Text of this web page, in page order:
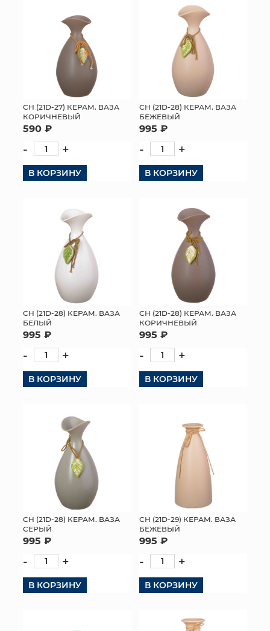
СН (21D-27) КЕРАМ. ВАЗА
КОРИЧНЕВЫЙ
590 ₽
- +
В КОРЗИНУ
СН (21D-28) КЕРАМ. ВАЗА
БЕЖЕВЫЙ
995 ₽
- +
В КОРЗИНУ
СН (21D-28) КЕРАМ. ВАЗА
БЕЛЫЙ
995 ₽
- +
В КОРЗИНУ
СН (21D-28) КЕРАМ. ВАЗА
КОРИЧНЕВЫЙ
995 ₽
- +
В КОРЗИНУ
СН (21D-28) КЕРАМ. ВАЗА
СЕРЫЙ
995 ₽
- +
В КОРЗИНУ
СН (21D-29) КЕРАМ. ВАЗА
БЕЖЕВЫЙ
995 ₽
- +
В КОРЗИНУ